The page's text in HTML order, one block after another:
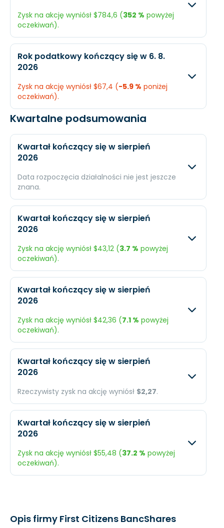
Dochód $2,43 mld.
EPS $186,7
Zysk na akcję wyniósł $784,6 (352 % powyżej
oczekiwań).
Przychody
Dochód $2,49 mld.
EPS $173,6
Rok podatkowy kończący się w 6. 8.
2026
Zysk na akcję wyniósł $67,4 (-5.9 % poniżej
oczekiwań).
Oczekiwany
Przychody $4,11 mld.
EPS
Kwartalne podsumowania
Kwartał kończący się w sierpień
2026
Data rozpoczęcia działalności nie jest jeszcze
znana.
Przychody
Dochód $524,7 mln.
EPS $45,48 N/A
Kwartał kończący się w sierpień
2026
Zysk na akcję wyniósł $43,12 (3.7 % powyżej
oczekiwań).
Przychody
Dochód $479,8 mln.
EPS $41,59
Kwartał kończący się w sierpień
2026
Zysk na akcję wyniósł $42,36 (7.1 % powyżej
oczekiwań).
Przychody
Dochód $456,4 mln.
EPS $39,56
Kwartał kończący się w sierpień
2026
Rzeczywisty zysk na akcję wyniósł $2,27.
Przychody
Dochód N/A
Kwartał kończący się w sierpień
2026
Zysk na akcję wyniósł $55,48 (37.2 % powyżej
oczekiwań).
Opis firmy First Citizens BancShares